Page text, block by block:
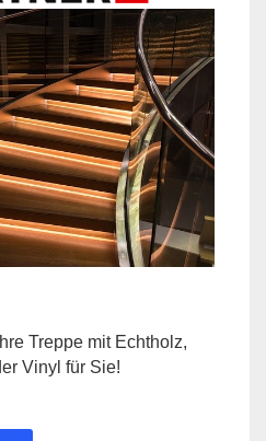
Treppe mit Echtholz,
Vinyl für Sie!